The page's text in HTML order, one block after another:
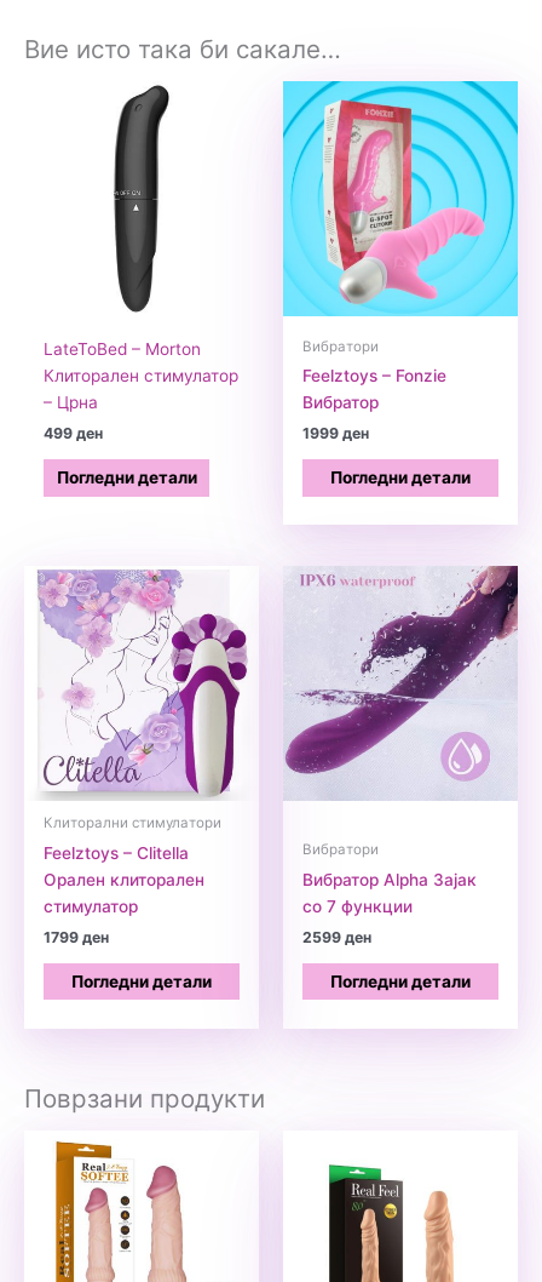
Вие исто така би сакале…
LateToBed – Morton
Клиторален стимулатор
– Црна
499ден
Погледни детали
Вибратори
Feelztoys – Fonzie
Вибратор
1999ден
Погледни детали
Клиторални стимулатори
Feelztoys – Clitella
Орален клиторален
стимулатор
1799ден
Погледни детали
Вибратори
Вибратор Alpha Зајак
со 7 функции
2599ден
Погледни детали
Поврзани продукти